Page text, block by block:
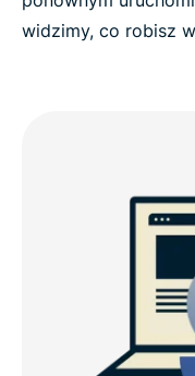
widzimy, co robisz